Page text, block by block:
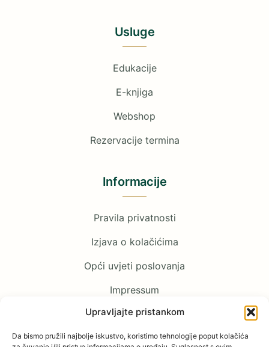
Upravljajte pristankom
Da bismo pružili najbolje iskustvo, koristimo tehnologije poput kolačića
Usluge
Edukacije
E-knjiga
Webshop
Rezervacije termina
Informacije
Pravila privatnosti
Izjava o kolačićima
Opći uvjeti poslovanja
Impressum
Pratite nas